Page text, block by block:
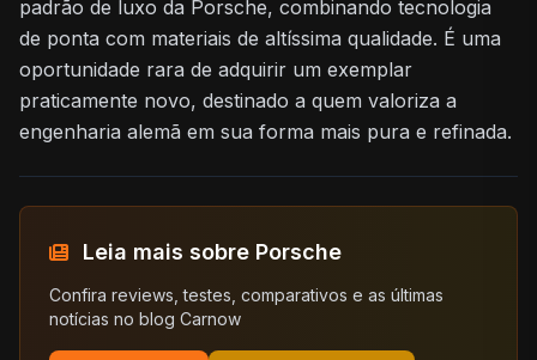
padrão de luxo da Porsche, combinando tecnologia
de ponta com materiais de altíssima qualidade. É uma
oportunidade rara de adquirir um exemplar
praticamente novo, destinado a quem valoriza a
engenharia alemã em sua forma mais pura e refinada.
Leia mais sobre Porsche
Confira reviews, testes, comparativos e as últimas
notícias no blog Carnow